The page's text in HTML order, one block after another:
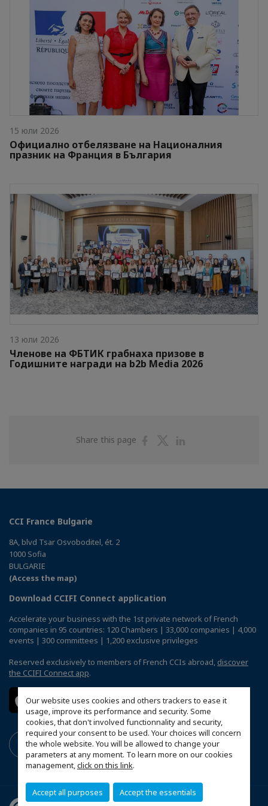
Our website uses cookies and others trackers to ease it
usage, improve its performance and security. Some
cookies, that don't involved functionnality and security,
required your consent to be used. Your choices will concern
the whole website. You will be allowed to change your
parameters at any moment. To learn more on our cookies
management,click on this link.
Accept all purposes Accept the essentials
15 юли 2026
Официално отбелязване на Националния
празник на Франция в България
13 юли 2026
Членове на ФБТИК грабнаха призове в
Годишните награди на b2b Media 2026
Share this page
ShareShare
CCI France Bulgarie
8A, blvd Tsar Osvoboditel, ét. 2
1000 Sofia
BULGARIE
(Access the map)
Download CCIFI Connect application
Accelerate your business with the 1st private network of French
companies in 95 countries: 120 Chambers | 33,000 companies | 4,000
events | 300 committees | 1,200 exclusive privileges
Reserved exclusively to members of French CCIs abroad, discover
the CCIFI Connect app.